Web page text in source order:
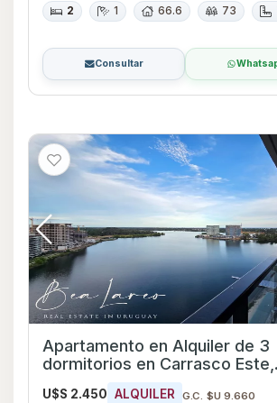
2 1 66.6 73
Consultar
Apartamento en Alquiler de 3
dormitorios en Carrasco Este,
Montevideo
U$S 2.450 ALQUILER G.C. $U 9.660